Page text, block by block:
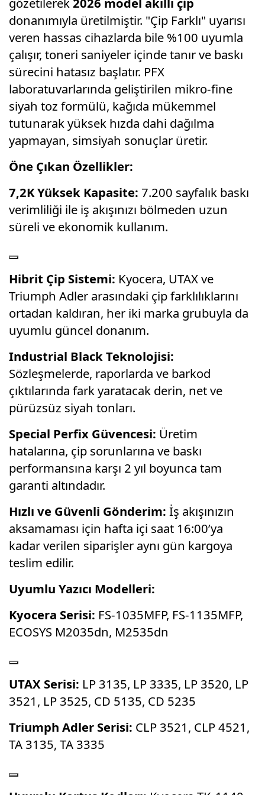
donanımıyla üretilmiştir. "Çip Farklı" uyarısı
veren hassas cihazlarda bile %100 uyumla
çalışır, toneri saniyeler içinde tanır ve baskı
sürecini hatasız başlatır. PFX
laboratuvarlarında geliştirilen mikro-fine
siyah toz formülü, kağıda mükemmel
tutunarak yüksek hızda dahi dağılma
yapmayan, simsiyah sonuçlar üretir.
Öne Çıkan Özellikler:
7,2K Yüksek Kapasite: 7.200 sayfalık baskı
verimliliği ile iş akışınızı bölmeden uzun
süreli ve ekonomik kullanım.
Hibrit Çip Sistemi: Kyocera, UTAX ve
Triumph Adler arasındaki çip farklılıklarını
ortadan kaldıran, her iki marka grubuyla da
uyumlu güncel donanım.
Industrial Black Teknolojisi:
Sözleşmelerde, raporlarda ve barkod
çıktılarında fark yaratacak derin, net ve
pürüzsüz siyah tonları.
Special Perfix Güvencesi: Üretim
hatalarına, çip sorunlarına ve baskı
performansına karşı 2 yıl boyunca tam
garanti altındadır.
Hızlı ve Güvenli Gönderim: İş akışınızın
aksamaması için hafta içi saat 16:00’ya
kadar verilen siparişler aynı gün kargoya
teslim edilir.
Uyumlu Yazıcı Modelleri:
Kyocera Serisi: FS-1035MFP, FS-1135MFP,
ECOSYS M2035dn, M2535dn
UTAX Serisi: LP 3135, LP 3335, LP 3520, LP
3521, LP 3525, CD 5135, CD 5235
Triumph Adler Serisi: CLP 3521, CLP 4521,
TA 3135, TA 3335